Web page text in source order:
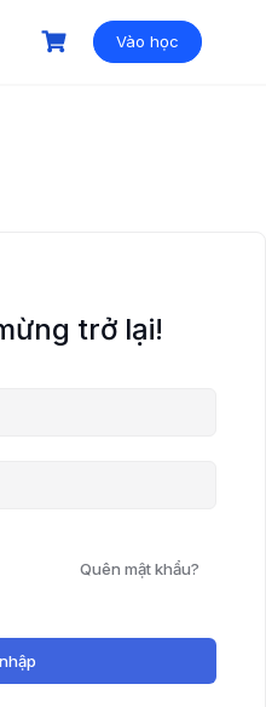
Vào học
trở lại!
Quên mật khẩu?